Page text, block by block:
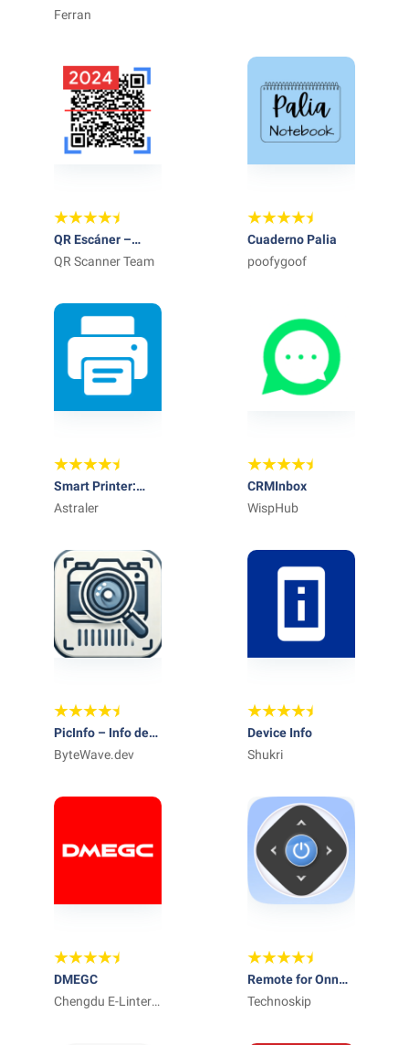
& Vibración
Ferran
QR Escáner –
Código QR Lector
QR Scanner Team
Cuaderno Palia
poofygoof
Smart Printer:
Mobile Print
Astraler
CRMInbox
WispHub
PicInfo – Info de
la imagen
ByteWave.dev
Device Info
Shukri
DMEGC
Chengdu E-Linter
Remote for Onn
TV
Technoskip